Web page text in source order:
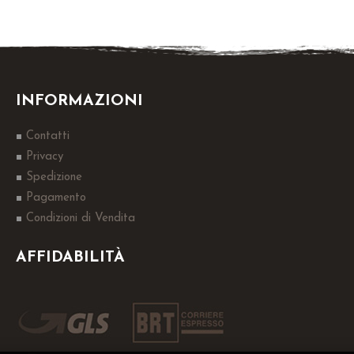
INFORMAZIONI
Contatti
Privacy
Spedizione
Pagamento
Condizioni di Vendita
AFFIDABILITÀ